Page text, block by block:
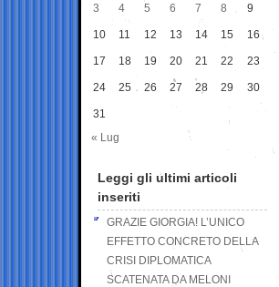
3 4 5 6 7 8 9
10 11 12 13 14 15 16
17 18 19 20 21 22 23
24 25 26 27 28 29 30
31
« Lug
Leggi gli ultimi articoli
inseriti
GRAZIE GIORGIA! L’UNICO
EFFETTO CONCRETO DELLA
CRISI DIPLOMATICA
SCATENATA DA MELONI